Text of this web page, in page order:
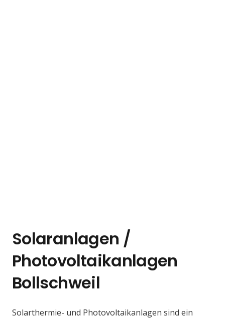
Solaranlagen /
Photovoltaikanlagen
Bollschweil
Solarthermie- und Photovoltaikanlagen sind ein